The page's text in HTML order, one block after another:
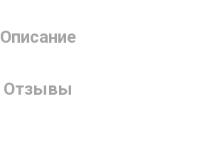
Описание
Отзывы